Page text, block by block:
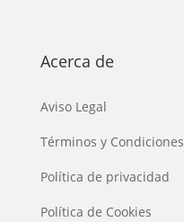
Acerca de
Aviso Legal
Términos y Condiciones
Política de privacidad
Política de Cookies